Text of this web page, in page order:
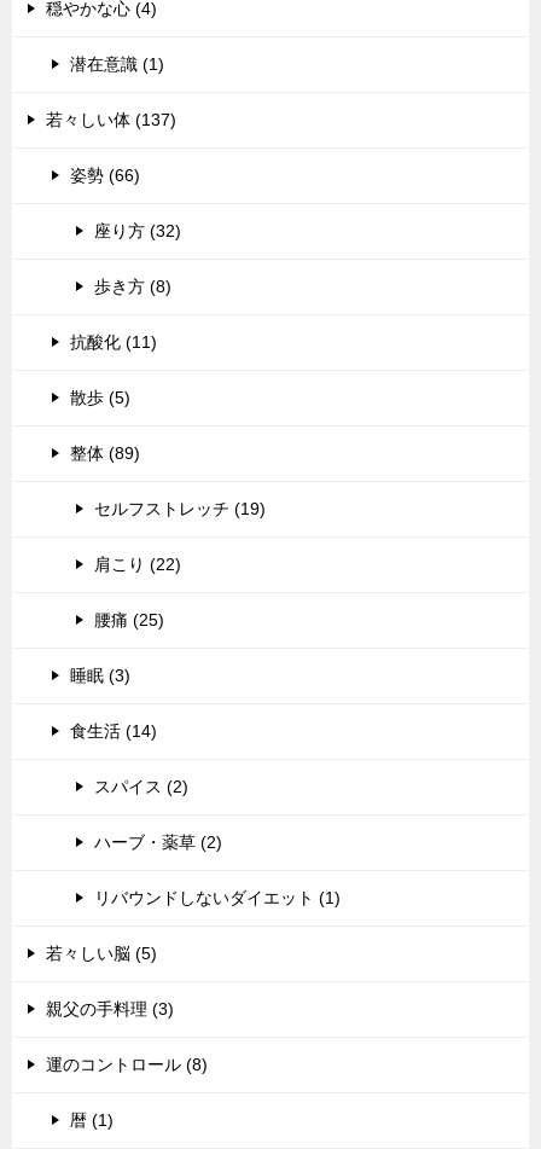
穏やかな心 (4)
潜在意識 (1)
若々しい体 (137)
姿勢 (66)
座り方 (32)
歩き方 (8)
抗酸化 (11)
散歩 (5)
整体 (89)
セルフストレッチ (19)
肩こり (22)
腰痛 (25)
睡眠 (3)
食生活 (14)
スパイス (2)
ハーブ・薬草 (2)
リバウンドしないダイエット (1)
若々しい脳 (5)
親父の手料理 (3)
運のコントロール (8)
暦 (1)